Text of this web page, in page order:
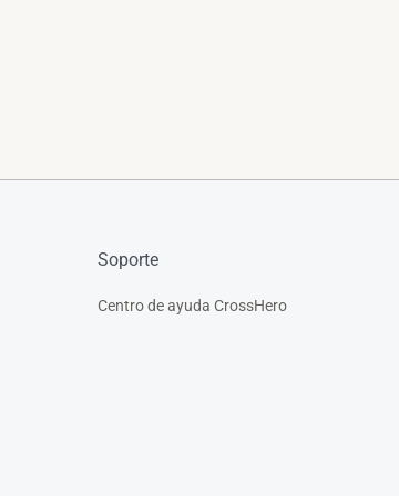
Soporte
Centro de ayuda CrossHero